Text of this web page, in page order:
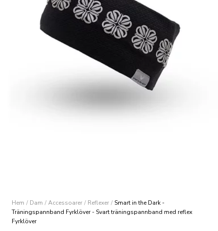
Hem / Dam / Accessoarer / Reflexer / Smart in the Dark -
Träningspannband Fyrklöver - Svart träningspannband med reflex
Fyrklöver